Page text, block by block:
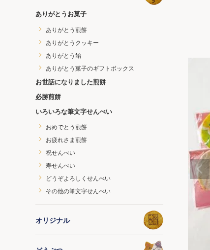
ありがとうお菓子
ありがとう煎餅
ありがとうクッキー
ありがとう飴
ありがとう菓子のギフトボックス
お世話になりました煎餅
必勝煎餅
いろいろな筆文字せんべい
おめでとう煎餅
お疲れさま煎餅
祝せんべい
寿せんべい
どうぞよろしくせんべい
その他の筆文字せんべい
オリジナル